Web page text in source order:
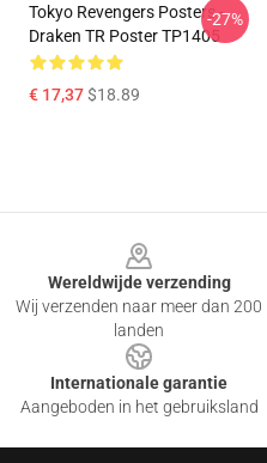
Tokyo Revengers Posters -
Draken TR Poster TP1405
€ 17,37$18.89
-27%
Wereldwijde verzending
Wij verzenden naar meer dan 200
landen
Internationale garantie
Aangeboden in het gebruiksland